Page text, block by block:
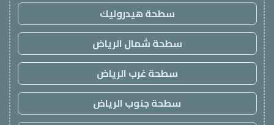
سطحة هيدروليك
سطحة شمال الرياض
سطحة غرب الرياض
سطحة جنوب الرياض